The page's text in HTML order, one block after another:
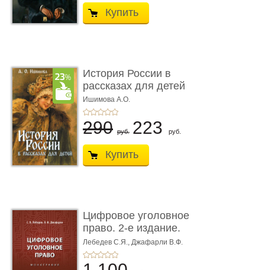
Купить
История России в
рассказах для детей
Ишимова А.О.
290 руб. 223 руб.
Купить
Цифровое уголовное
право. 2-е издание.
Монограф ...
Лебедев С.Я., Джафарли В.Ф.